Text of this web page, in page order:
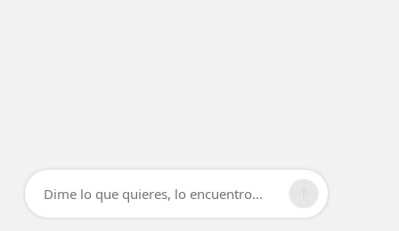
Dime lo que quieres, lo encuentro...